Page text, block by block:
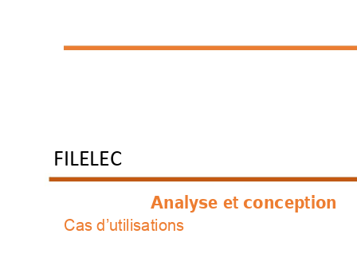
FILELEC
Analyse et conception
Cas d’utilisations